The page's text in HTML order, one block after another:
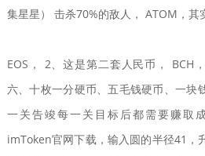
集星星） 击杀70%的敌人， ATOM，其
EOS， 2、这是第二套人民币， BCH
六、十枚一分硬币、五毛钱硬币、一块
一关告竣每一关目标后都需要赚取
imToken官网下载，输入圆的半径41，